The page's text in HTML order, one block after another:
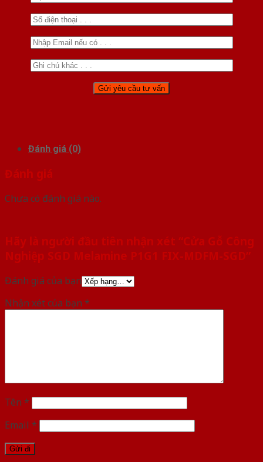
Đánh giá (0)
Đánh giá
Chưa có đánh giá nào.
Hãy là người đầu tiên nhận xét “Cửa Gỗ Công
Nghiệp SGD Melamine P1G1 FIX-MDFM-SGD”
Đánh giá của bạn
Nhận xét của bạn *
Tên *
Email *